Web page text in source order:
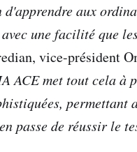
aux
une facilité que
vice-président
ACE met tout cela à
permettant
passe de réussir le